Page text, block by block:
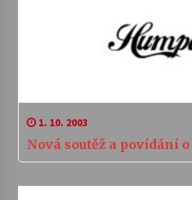
1. 10. 2003
Nová soutěž a povídání